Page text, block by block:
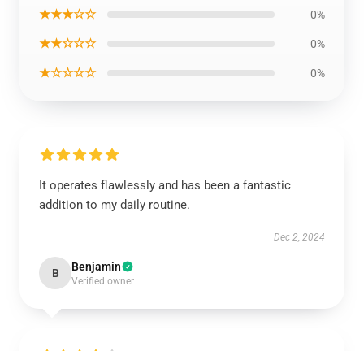
★★★☆☆ 0%
★★☆☆☆ 0%
★☆☆☆☆ 0%
It operates flawlessly and has been a fantastic
addition to my daily routine.
Dec 2, 2024
B Benjamin
Verified owner